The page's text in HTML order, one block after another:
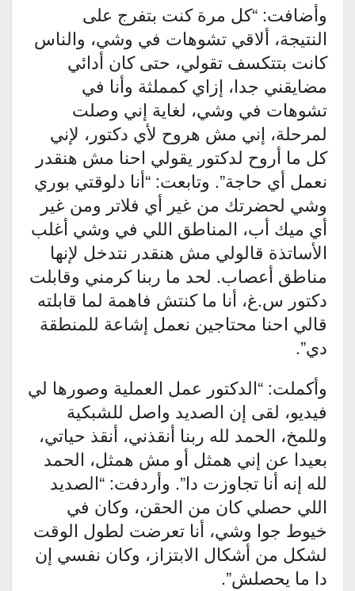
وأضافت: “كل مرة كنت بتفرج على
النتيجة، ألاقي تشوهات في وشي، والناس
كانت بتتكسف تقولي، حتى كان أدائي
مضايقني جدا، إزاي كمملثة وأنا في
تشوهات في وشي، لغاية إني وصلت
لمرحلة، إني مش هروح لأي دكتور، لإني
كل ما أروح لدكتور يقولي احنا مش هنقدر
نعمل أي حاجة”. وتابعت: “أنا دلوقتي بوري
وشي لحضرتك من غير أي فلاتر ومن غير
أي ميك أب، المناطق اللي في وشي أغلب
الأساتذة قالولي مش هنقدر نتدخل لإنها
مناطق أعصاب. لحد ما ربنا كرمني وقابلت
دكتور س.غ، أنا ما كنتش فاهمة لما قابلته
قالي احنا محتاجين نعمل إشاعة للمنطقة
دي”.
وأكملت: “الدكتور عمل العملية وصورها لي
فيديو، لقى إن الصديد واصل للشبكية
وللمخ، الحمد لله ربنا أنقذني، أنقذ حياتي،
بعيدا عن إني همثل أو مش همثل، الحمد
لله إنه أنا تجاوزت دا”. وأردفت: “الصديد
اللي حصلي كان من الحقن، وكان في
خيوط جوا وشي، أنا تعرضت لطول الوقت
لشكل من أشكال الابتزاز، وكان نفسي إن
دا ما يحصلش”.